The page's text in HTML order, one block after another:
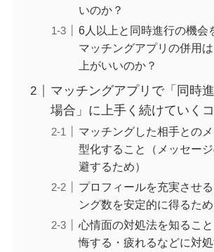
いのか？
6人以上と同時進行の機会
マッチングアプリの併用
上がいいのか？
マッチングアプリで「同時
場合」に上手く続けていく
マッチングした相手との
型化すること（メッセー
避するため）
プロフィールを充実させ
ング数を安定的に得るため
心情面の対処法を知るこ
悔する・疲れるなどに対処